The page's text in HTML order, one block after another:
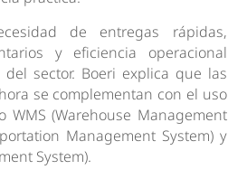
de entregas rápidas,
y eficiencia operacional
sector. Boeri explica que las
se complementan con el uso
WMS (Warehouse Management
Management System) y
System).